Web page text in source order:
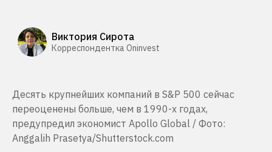
Виктория Сирота
Корреспондентка Oninvest
Десять крупнейших компаний в S&P 500 сейчас
переоценены больше, чем в 1990-х годах,
предупредил экономист Apollo Global / Фото:
Anggalih Prasetya/Shutterstock.com